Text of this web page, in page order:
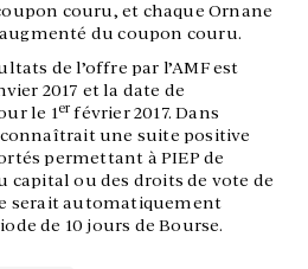
couru, et chaque Ornane
augmenté du coupon couru.
de l’offre par l’AMF est
2017 et la date de
le 1er février 2017. Dans
une suite positive
permettant à PIEP de
capital ou des droits de vote de
serait automatiquement
de 10 jours de Bourse.